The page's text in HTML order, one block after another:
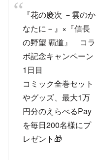
『花の慶次 －雲のか
なたに－』×『信長
の野望 覇道』 コラ
ボ記念キャンペーン
1日目
コミック全巻セット
やグッズ、最大1万
円分のえらべるPay
を毎日200名様にプ
レゼント🎁